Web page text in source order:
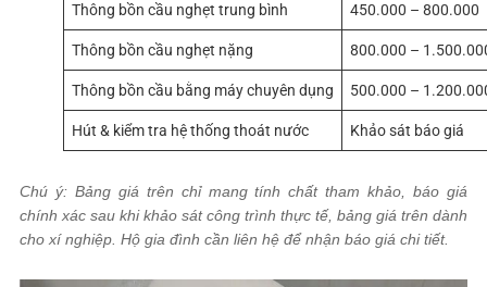
Thông bồn cầu nghẹt trung bình 450.000 – 800.000
Thông bồn cầu nghẹt nặng 800.000 –
Thông bồn cầu bằng máy chuyên dụng 500.000 –
Hút & kiểm tra hệ thống thoát nước Khảo sát báo giá
Chú ý: Bảng giá trên chỉ mang tính chất tham khảo, báo giá
chính xác sau khi khảo sát công trình thực tế, bảng giá trên dành
cho xí nghiệp. Hộ gia đình cần liên hệ để nhận báo giá chi tiết.